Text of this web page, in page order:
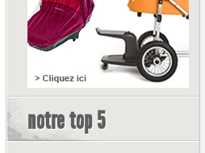
notre top 5